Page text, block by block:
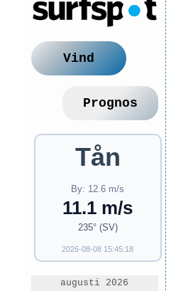
Vind
Prognos
Tån
By: 12.6 m/s
11.1 m/s
235° (SV)
2026-08-08 15:45:18
augusti 2026